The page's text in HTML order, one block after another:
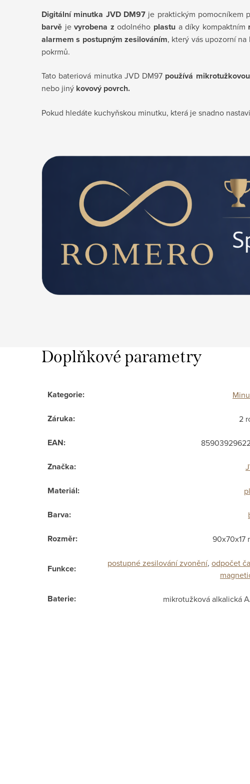
Digitální minutka JVD DM97je praktickým pomocníkem
barvě jevyrobena z odolného plastu a díky kompaktním
alarmem s postupným zesilováním, který vás upozorní
pokrmů.
Tato bateriová minutka JVD DM97 používá
nebo jiný kovový povrch.
Pokud hledáte kuchyňskou minutku, která je snadno
Doplňkové parametry
Kategorie:
Záruka: 2
EAN:
Značka:
Materiál:
Barva:
Rozměr: 90x70x17
Funkce: postupné zesilování zvonění, odpočet
Baterie: mikrotužková alkalická